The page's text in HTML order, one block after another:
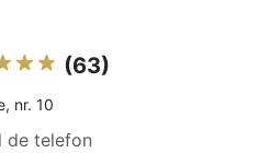
(63)
nr. 10
de telefon